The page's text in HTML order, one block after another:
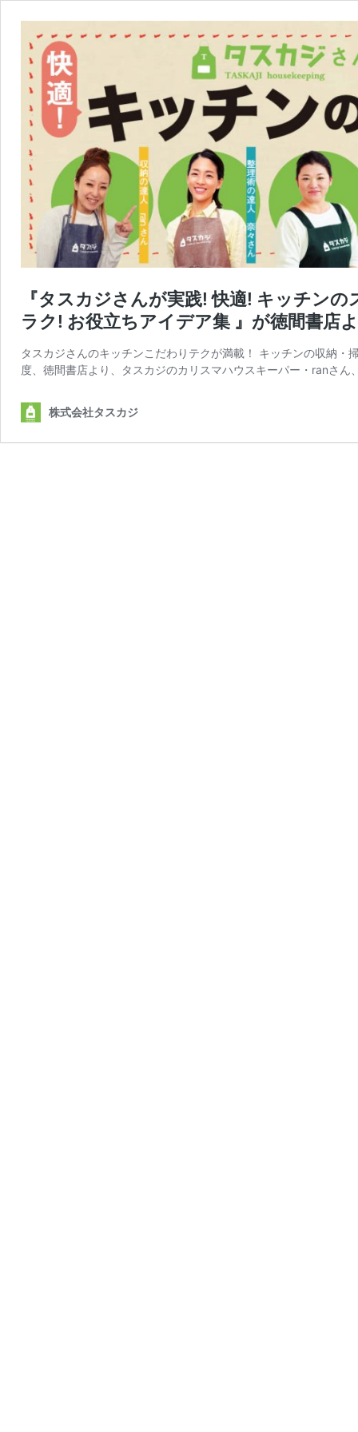
『タスカジさんが実践! 快適! キッチン
ラク! お役立ちアイデア集 』が徳間書店
タスカジさんのキッチンこだわりテクが満載！ キッチンの収納
度、徳間書店より、タスカジのカリスマハウスキーパー・ranさ
株式会社タスカジ